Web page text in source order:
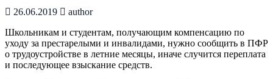
26.06.2019
author
Школьникам и студентам, получающим компенсацию по
уходу за престарелыми и инвалидами, нужно сообщить в ПФР
о трудоустройстве в летние месяцы, иначе случится переплата
и последующее взыскание средств.